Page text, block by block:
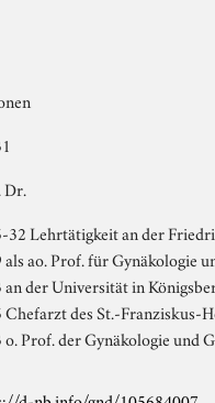
Dr.
32 Lehrtätigkeit an der
als ao. Prof. für Gynäkologie
an der Universität in
Chefarzt des St.-Franziskus-
o. Prof. der Gynäkologie und